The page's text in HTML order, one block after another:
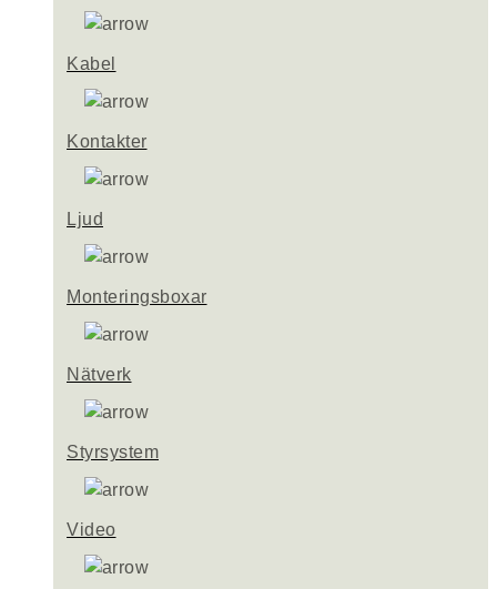
Kabel
Kontakter
Ljud
Monteringsboxar
Nätverk
Styrsystem
Video